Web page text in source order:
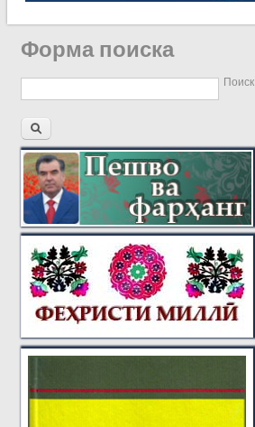
Форма поиска
Поиск